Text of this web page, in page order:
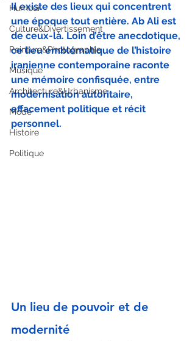
Humour
Culture&Divertissement
Peinture&Photographie
Musique
Architecture&Urbanisme
Mode
Histoire
Politique
Il existe des lieux qui concentrent
une époque tout entière. Ab Ali est
de ceux-là. Loin d’être anecdotique,
ce lieu emblématique de l’histoire
iranienne contemporaine raconte
une mémoire confisquée, entre
modernisation autoritaire,
effacement politique et récit
personnel.
Un lieu de pouvoir et de
modernité